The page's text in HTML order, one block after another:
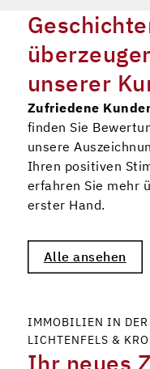
unserer
Zufriedene
finden Sie
unsere
Ihren positiven
erfahren Sie mehr
erster Hand.
Alle ansehen
IMMOBILIEN IN DER
LICHTENFELS &
Ihr neues